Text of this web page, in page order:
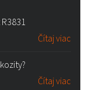
Čítaj viac
Čítaj viac